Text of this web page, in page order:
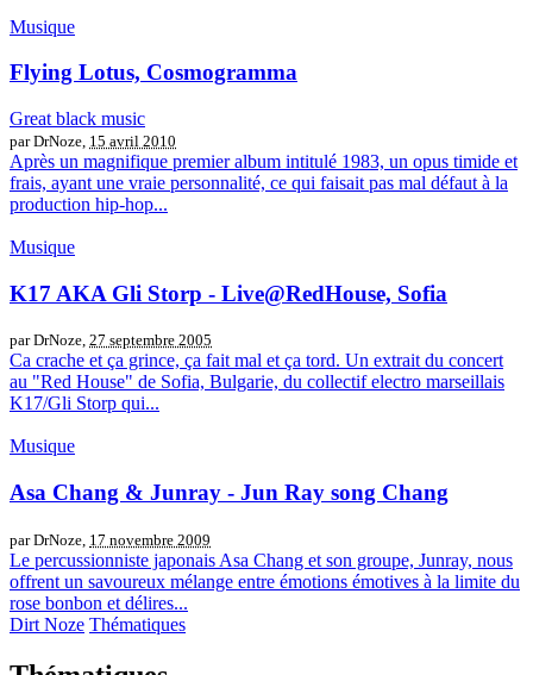
Musique
Flying Lotus, Cosmogramma
Great black music
par DrNoze, 15 avril 2010
Après un magnifique premier album intitulé 1983, un opus timide et
frais, ayant une vraie personnalité, ce qui faisait pas mal défaut à la
production hip-hop...
Musique
K17 AKA Gli Storp - Live@RedHouse, Sofia
par DrNoze, 27 septembre 2005
Ca crache et ça grince, ça fait mal et ça tord. Un extrait du concert
au "Red House" de Sofia, Bulgarie, du collectif electro marseillais
K17/Gli Storp qui...
Musique
Asa Chang & Junray - Jun Ray song Chang
par DrNoze, 17 novembre 2009
Le percussionniste japonais Asa Chang et son groupe, Junray, nous
offrent un savoureux mélange entre émotions émotives à la limite du
rose bonbon et délires...
Dirt Noze Thématiques